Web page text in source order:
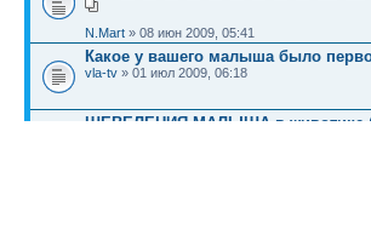
N.Mart » 08 июн 2009, 05:41
Какое у вашего малыша было
vla-tv » 01 июл 2009, 06:18
ШЕВЕЛЕНИЯ МАЛЫША в животике